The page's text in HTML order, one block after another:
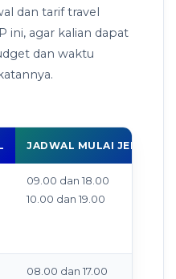
dan tarif travel
ini, agar kalian dapat
dan waktu
JADWAL MULAI JEMPUT
09.00 dan 18.00
10.00 dan 19.00
08.00 dan 17.00